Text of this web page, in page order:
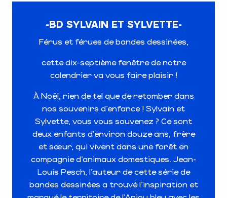
-BD SYLVAIN ET SYLVETTE-
Férus et férues de bandes dessinées,
cette dix-septième fenêtre de notre
calendrier va vous faire plaisir !
À Noël, rien de tel que de retomber dans
nos souvenirs d’enfance ! Sylvain et
Sylvette, vous vous souvenez ? Ce sont
deux enfants d’environ douze ans, frère
et sœur, qui vivent dans une forêt en
compagnie d’animaux domestiques. Jean-
Louis Pesch, l’auteur de cette série de
bandes dessinées a trouvé l’inspiration et